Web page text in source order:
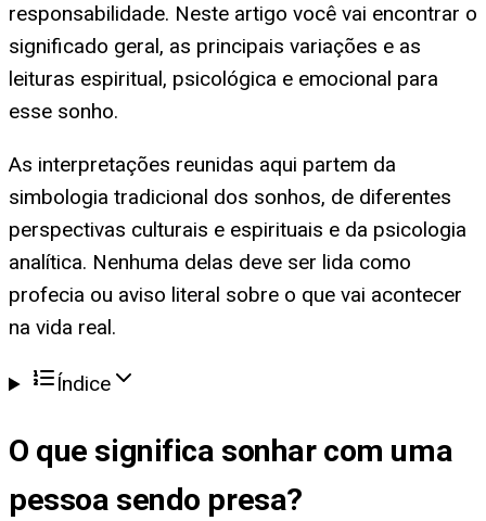
responsabilidade. Neste artigo você vai encontrar o
significado geral, as principais variações e as
leituras espiritual, psicológica e emocional para
esse sonho.
As interpretações reunidas aqui partem da
simbologia tradicional dos sonhos, de diferentes
perspectivas culturais e espirituais e da psicologia
analítica. Nenhuma delas deve ser lida como
profecia ou aviso literal sobre o que vai acontecer
na vida real.
Índice
O que significa sonhar com uma
pessoa sendo presa?